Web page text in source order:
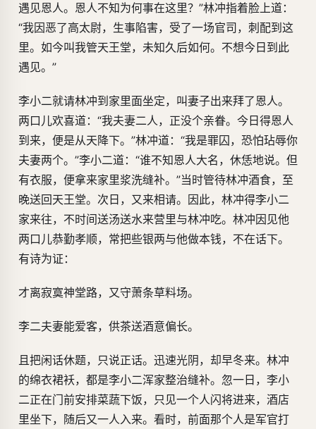
遇见恩人。恩人不知为何事在这里？”林冲指着脸上道：
“我因恶了高太尉，生事陷害，受了一场官司，刺配到这
里。如今叫我管天王堂，未知久后如何。不想今日到此
遇见。”
李小二就请林冲到家里面坐定，叫妻子出来拜了恩人。
两口儿欢喜道：“我夫妻二人，正没个亲眷。今日得恩人
到来，便是从天降下。”林冲道：“我是罪囚，恐怕玷辱你
夫妻两个。”李小二道：“谁不知恩人大名，休恁地说。但
有衣服，便拿来家里浆洗缝补。”当时管待林冲酒食，至
晚送回天王堂。次日，又来相请。因此，林冲得李小二
家来往，不时间送汤送水来营里与林冲吃。林冲因见他
两口儿恭勤孝顺，常把些银两与他做本钱，不在话下。
有诗为证：
才离寂寞神堂路，又守萧条草料场。
李二夫妻能爱客，供茶送酒意偏长。
且把闲话休题，只说正话。迅速光阴，却早冬来。林冲
的绵衣裙袄，都是李小二浑家整治缝补。忽一日，李小
二正在门前安排菜蔬下饭，只见一个人闪将进来，酒店
里坐下，随后又一人入来。看时，前面那个人是军官打